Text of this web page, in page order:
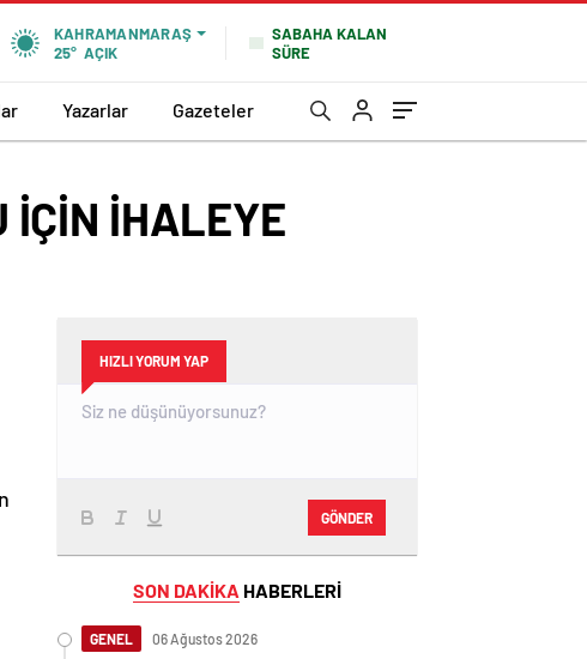
KAHRAMANMARAŞ
25° AÇIK
SABAHA KALAN
SÜRE
Yazarlar Gazeteler
İÇİN İHALEYE
HIZLI YORUM YAP
GÖNDER
SON DAKİKA HABERLERİ
GENEL 06 Ağustos 2026